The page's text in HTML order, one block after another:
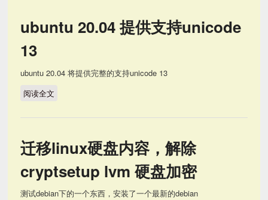
ubuntu 20.04 提供支持unicode
13
ubuntu 20.04 将提供完整的支持unicode 13
阅读全文
迁移linux硬盘内容，解除
cryptsetup lvm 硬盘加密
测试debian下的一个东西，安装了一个最新的debian